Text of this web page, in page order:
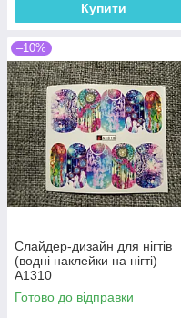
Купити
–10%
Слайдер-дизайн для нігтів
(водні наклейки на нігті)
A1310
Готово до відправки